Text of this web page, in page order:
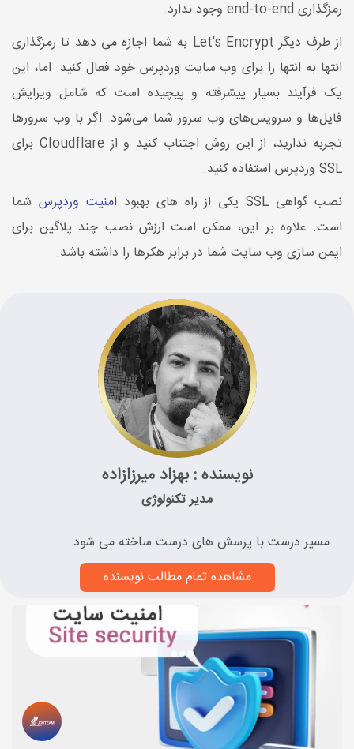
رمزگذاری end-to-end وجود ندارد.
از طرف دیگر Let's Encrypt به شما اجازه می دهد تا رمزگذاری
انتها به انتها را برای وب سایت وردپرس خود فعال کنید. اما، این
یک فرآیند بسیار پیشرفته و پیچیده است که شامل ویرایش
فایل‌ها و سرویس‌های وب سرور شما می‌شود. اگر با وب سرورها
تجربه ندارید، از این روش اجتناب کنید و از Cloudflare برای
SSL وردپرس استفاده کنید.
نصب گواهی SSL یکی از راه های بهبود
امنیت وردپرس شما
است. علاوه بر این، ممکن است ارزش نصب چند پلاگین برای
ایمن سازی وب سایت شما در برابر هکرها را داشته باشد.
نویسنده : بهزاد میرزازاده
مدیر تکنولوژی
مسیر درست با پرسش های درست ساخته می شود
مشاهده تمام مطالب نویسنده